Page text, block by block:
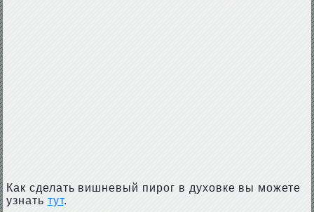
Как сделать вишневый пирог в духовке вы можете
узнать тут.